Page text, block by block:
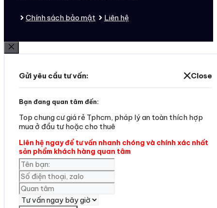
Chính sách bảo mật Liên hệ
Đóng
Gửi yêu cầu tư vấn: Close
Bạn đang quan tâm đến:
Top chung cư giá rẻ Tphcm, pháp lý an toàn thích hợp
mua ở đầu tư hoặc cho thuê
Liên hệ ngay để tư vấn nhanh chóng và chính xác nhất
sản phẩm khách hàng quan tâm